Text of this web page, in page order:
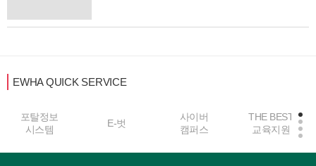
EWHA QUICK SERVICE
포탈정보
시스템
E-벗
사이버
캠퍼스
THE BEST
교육지원